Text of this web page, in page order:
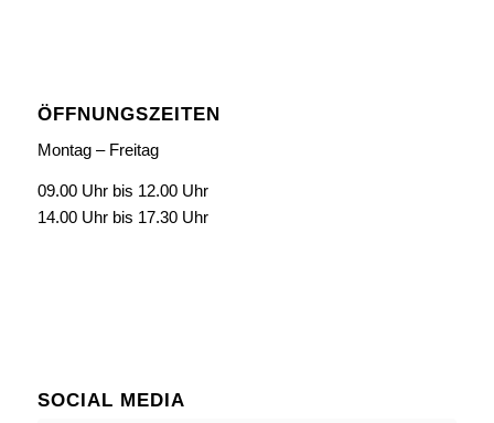
ÖFFNUNGSZEITEN
Montag – Freitag
09.00 Uhr bis 12.00 Uhr
14.00 Uhr bis 17.30 Uhr
SOCIAL MEDIA